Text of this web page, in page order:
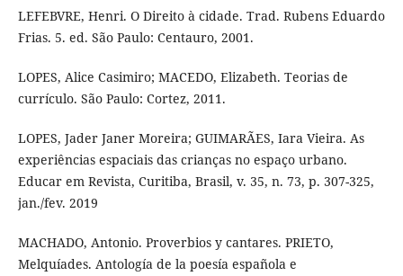
LEFEBVRE, Henri. O Direito à cidade. Trad. Rubens Eduardo
Frias. 5. ed. São Paulo: Centauro, 2001.
LOPES, Alice Casimiro; MACEDO, Elizabeth. Teorias de
currículo. São Paulo: Cortez, 2011.
LOPES, Jader Janer Moreira; GUIMARÃES, Iara Vieira. As
experiências espaciais das crianças no espaço urbano.
Educar em Revista, Curitiba, Brasil, v. 35, n. 73, p. 307-325,
jan./fev. 2019
MACHADO, Antonio. Proverbios y cantares. PRIETO,
Melquíades. Antología de la poesía española e